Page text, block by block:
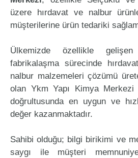
üzere hırdavat ve nalbur
müşterilerine ürün tedariki
Ülkemizde özellikle
fabrikalaşma sürecinde
nalbur malzemeleri çözümü
olan Ykm Yapı Kimya
doğrultusunda en uygun ve
değer kazanmaktadır.
Sahibi olduğu; bilgi birikimi ve
saygı ile müşteri